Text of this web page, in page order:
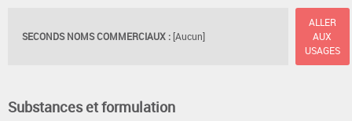
SECONDS NOMS COMMERCIAUX : [Aucun]
ALLER
AUX
USAGES
Substances et formulation